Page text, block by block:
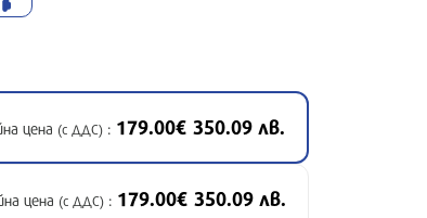
цена (с ДДС): 179.00€ 350.09 лв.
цена (с ДДС): 179.00€ 350.09 лв.